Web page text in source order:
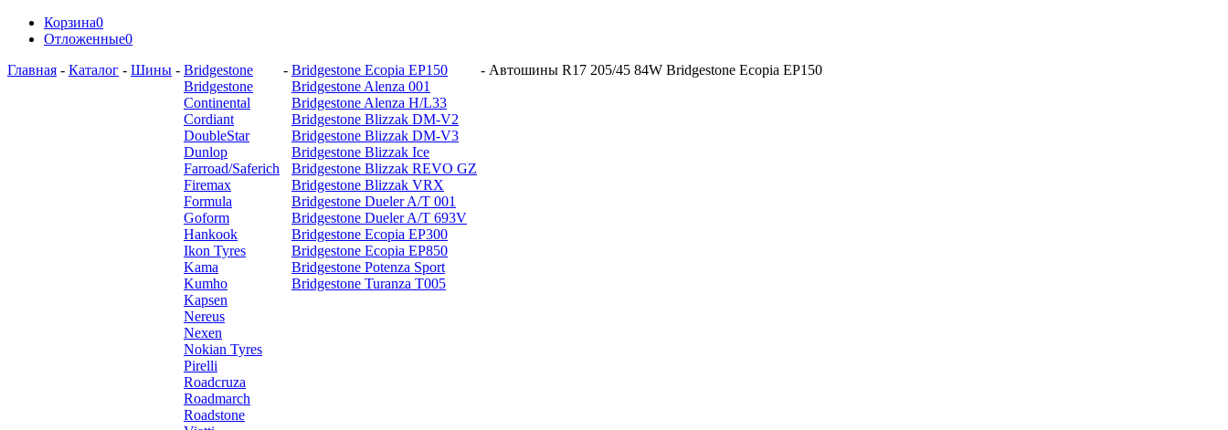
Корзина0
Отложенные0
Главная - Каталог - Шины - Bridgestone
Bridgestone
Continental
Cordiant
DoubleStar
Dunlop
Farroad/Saferich
Firemax
Formula
Goform
Hankook
Ikon Tyres
Kama
Kumho
Kapsen
Nereus
Nexen
Nokian Tyres
Pirelli
Roadcruza
Roadmarch
Roadstone
- Bridgestone Ecopia EP150
Bridgestone Alenza 001
Bridgestone Alenza H/L33
Bridgestone Blizzak DM-V2
Bridgestone Blizzak DM-V3
Bridgestone Blizzak Ice
Bridgestone Blizzak REVO GZ
Bridgestone Blizzak VRX
Bridgestone Dueler A/T 001
Bridgestone Dueler A/T 693V
Bridgestone Ecopia EP300
Bridgestone Ecopia EP850
Bridgestone Potenza Sport
Bridgestone Turanza T005
- Автошины R17 205/45 84W Bridgestone Ecopia EP150